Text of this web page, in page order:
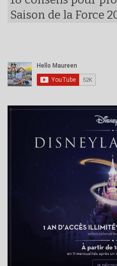
Saison de la Force